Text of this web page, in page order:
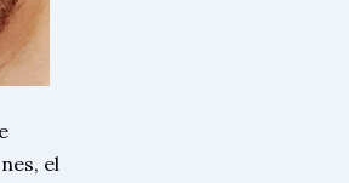
el